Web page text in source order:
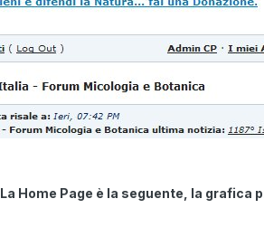
La Home Page è la seguente, la